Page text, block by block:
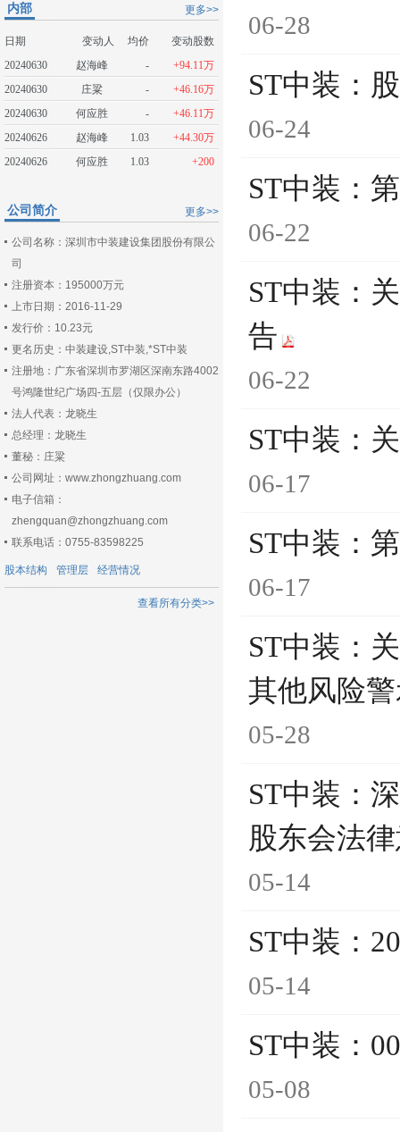
更多>>
内部
日期 变动人 均价
变动股数
20240630
赵海峰 -
+94.11万
20240630
庄粱 -
+46.16万
20240630
何应胜 -
+46.11万
20240626
赵海峰 1.03
+44.30万
20240626
何应胜 1.03 +200
更多>>
公司简介
公司名称：深圳市中装建设集团股份有限公
司
注册资本：195000万元
上市日期：2016-11-29
发行价：10.23元
更名历史：中装建设,ST中装,*ST中装
注册地：广东省深圳市罗湖区深南东路4002
号鸿隆世纪广场四-五层（仅限办公）
法人代表：龙晓生
总经理：龙晓生
董秘：庄粱
公司网址：www.zhongzhuang.com
电子信箱：
zhengquan@zhongzhuang.com
联系电话：0755-83598225
股本结构 管理层 经营情况
查看所有分类>>
06-28
ST中装：
06-24
ST中装：
06-22
ST中装：
告
06-22
ST中装：
06-17
ST中装：
06-17
ST中装：
其他风险
05-28
ST中装：
股东会法
05-14
ST中装：
05-14
ST中装：
05-08